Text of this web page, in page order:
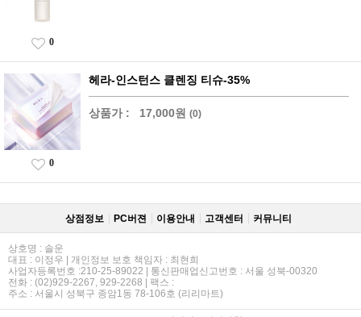
0
헤라-인스턴스 클렌징 티슈-35%
상품가 : 17,000원 (0)
0
상점정보 PC버젼 이용안내 고객센터 커뮤니티
상호명 : 솔운
대표 : 이정우 | 개인정보 보호 책임자 : 최현희
사업자등록번호 :210-25-89022 | 통신판매업신고번호 : 서울 성북-00320
전화 : (02)929-2267, 929-2268 | 팩스 :
주소 : 서울시 성북구 종암1동 78-106호 (리리마트)